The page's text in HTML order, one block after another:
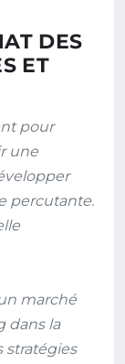
DES
ET
pour
une
percutante.
marché
dans la
stratégies